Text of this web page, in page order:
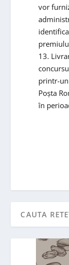
vor
13.
printr-
Poșta
în